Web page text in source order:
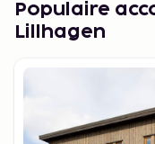
Populaire
Lillhagen